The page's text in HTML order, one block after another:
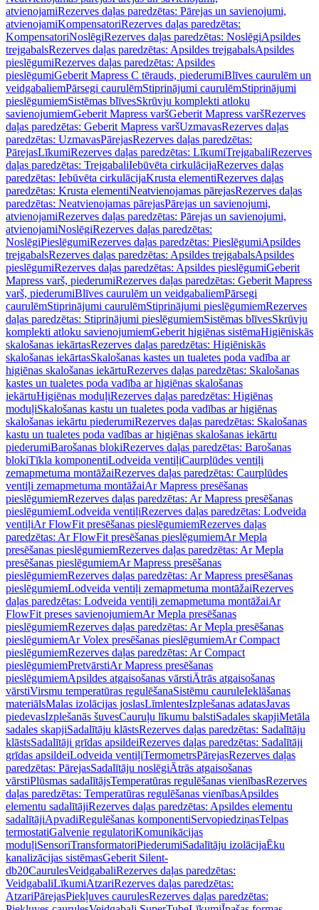
atvienojamiRezerves daļas paredzētas: Pārejas un savienojumi,
atvienojamiKompensatoriRezerves daļas paredzētas:
KompensatoriNoslēgiRezerves daļas paredzētas: NoslēgiApsildes
trejgabalsRezerves daļas paredzētas: Apsildes trejgabalsApsildes
pieslēgumiRezerves daļas paredzētas: Apsildes
pieslēgumiGeberit Mapress C tērauds, piederumiBlīves caurulēm un
veidgabaliemPārsegi caurulēmStiprinājumi caurulēmStiprinājumi
pieslēgumiemSistēmas blīvesSkrūvju komplekti atloku
savienojumiemGeberit Mapress varšGeberit Mapress varšRezerves
daļas paredzētas: Geberit Mapress varšUzmavasRezerves daļas
paredzētas: UzmavasPārejasRezerves daļas paredzētas:
PārejasLīkumiRezerves daļas paredzētas: LīkumiTrejgabaliRezerves
daļas paredzētas: TrejgabaliIebūvēta cirkulācijaRezerves daļas
paredzētas: Iebūvēta cirkulācijaKrusta elementiRezerves daļas
paredzētas: Krusta elementiNeatvienojamas pārejasRezerves daļas
paredzētas: Neatvienojamas pārejasPārejas un savienojumi,
atvienojamiRezerves daļas paredzētas: Pārejas un savienojumi,
atvienojamiNoslēgiRezerves daļas paredzētas:
NoslēgiPieslēgumiRezerves daļas paredzētas: PieslēgumiApsildes
trejgabalsRezerves daļas paredzētas: Apsildes trejgabalsApsildes
pieslēgumiRezerves daļas paredzētas: Apsildes pieslēgumiGeberit
Mapress varš, piederumiRezerves daļas paredzētas: Geberit Mapress
varš, piederumiBlīves caurulēm un veidgabaliemPārsegi
caurulēmStiprinājumi caurulēmStiprinājumi pieslēgumiemRezerves
daļas paredzētas: Stiprinājumi pieslēgumiemSistēmas blīvesSkrūvju
komplekti atloku savienojumiemGeberit higiēnas sistēmaHigiēniskās
skalošanas iekārtasRezerves daļas paredzētas: Higiēniskās
skalošanas iekārtasSkalošanas kastes un tualetes poda vadība ar
higiēnas skalošanas iekārtuRezerves daļas paredzētas: Skalošanas
kastes un tualetes poda vadība ar higiēnas skalošanas
iekārtuHigiēnas moduļiRezerves daļas paredzētas: Higiēnas
moduļiSkalošanas kastu un tualetes poda vadības ar higiēnas
skalošanas iekārtu piederumiRezerves daļas paredzētas: Skalošanas
kastu un tualetes poda vadības ar higiēnas skalošanas iekārtu
piederumiBarošanas blokiRezerves daļas paredzētas: Barošanas
blokiTīkla komponentiLodveida ventiļiCaurplūdes ventiļi
zemapmetuma montāžaiRezerves daļas paredzētas: Caurplūdes
ventiļi zemapmetuma montāžaiAr Mapress presēšanas
pieslēgumiemRezerves daļas paredzētas: Ar Mapress presēšanas
pieslēgumiemLodveida ventiļiRezerves daļas paredzētas: Lodveida
ventiļiAr FlowFit presēšanas pieslēgumiemRezerves daļas
paredzētas: Ar FlowFit presēšanas pieslēgumiemAr Mepla
presēšanas pieslēgumiemRezerves daļas paredzētas: Ar Mepla
presēšanas pieslēgumiemAr Mapress presēšanas
pieslēgumiemRezerves daļas paredzētas: Ar Mapress presēšanas
pieslēgumiemLodveida ventiļi zemapmetuma montāžaiRezerves
daļas paredzētas: Lodveida ventiļi zemapmetuma montāžaiAr
FlowFit preses savienojumiemAr Mepla presēšanas
pieslēgumiemRezerves daļas paredzētas: Ar Mepla presēšanas
pieslēgumiemAr Volex presēšanas pieslēgumiemAr Compact
pieslēgumiemRezerves daļas paredzētas: Ar Compact
pieslēgumiemPretvārstiAr Mapress presēšanas
pieslēgumiemApsildes atgaisošanas vārstiĀtrās atgaisošanas
vārstiVirsmu temperatūras regulēšanaSistēmu cauruleIeklāšanas
materiālsMalas izolācijas joslasLīmlentesIzplešanas adatasJavas
piedevasIzplešanās šuvesCauruļu līkumu balstiSadales skapjiMetāla
sadales skapjiSadalītāju klāstsRezerves daļas paredzētas: Sadalītāju
klāstsSadalītāji grīdas apsildeiRezerves daļas paredzētas: Sadalītāji
grīdas apsildeiLodveida ventiļiTermometrsPārejasRezerves daļas
paredzētas: PārejasSadalītāju noslēgiĀtrās atgaisošanas
vārstiPlūsmas sadalītājsTemperatūras regulēšanas vienībasRezerves
daļas paredzētas: Temperatūras regulēšanas vienībasApsildes
elementu sadalītājiRezerves daļas paredzētas: Apsildes elementu
sadalītājiApvadiRegulēšanas komponentiServopiedziņasTelpas
termostatiGalvenie regulatoriKomunikācijas
moduļiSensoriTransformatoriPiederumiSadalītāju izolācijaĒku
kanalizācijas sistēmasGeberit Silent-
db20CaurulesVeidgabaliRezerves daļas paredzētas:
VeidgabaliLīkumiAtzariRezerves daļas paredzētas:
AtzariPārejasPiekļuves caurulesRezerves daļas paredzētas: